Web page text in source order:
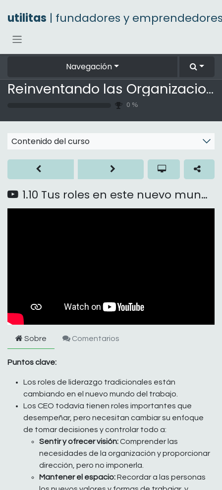
utilitas | fundadores y
Navegación
Reinventando las Organizaciones
0 %
Contenido del curso
1.10 Tus roles en este nuevo mundo
Sobre Comentarios
Puntos clave:
Los roles de liderazgo tradicionales están
cambiando en el nuevo mundo del trabajo.
Los CEO todavía tienen roles importantes que
desempeñar, pero necesitan cambiar su enfoque
de tomar decisiones y controlar todo a:
Sentir y ofrecer visión:Comprender las
necesidades de la organización y proporcionar
dirección, pero no imponerla.
Mantener el espacio:Recordar a las personas